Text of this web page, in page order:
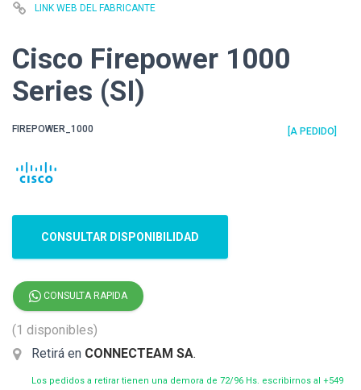
LINK WEB DEL FABRICANTE
Cisco Firepower 1000
Series (SI)
FIREPOWER_1000 [A PEDIDO]
CONSULTAR DISPONIBILIDAD
CONSULTA RAPIDA
(1 disponibles)
Retirá en CONNECTEAM SA.
Los pedidos a retirar tienen una demora de 72/96 Hs. escribirnos al +549